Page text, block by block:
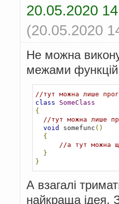
20.05.2020
(20.05.2020
Не можна
межами
//тут можна лише
class
SomeClass
{
//тут можна лише
void
somefunc ()
{
//а тут можна
}
}
А взагалі
найкраща ідея.